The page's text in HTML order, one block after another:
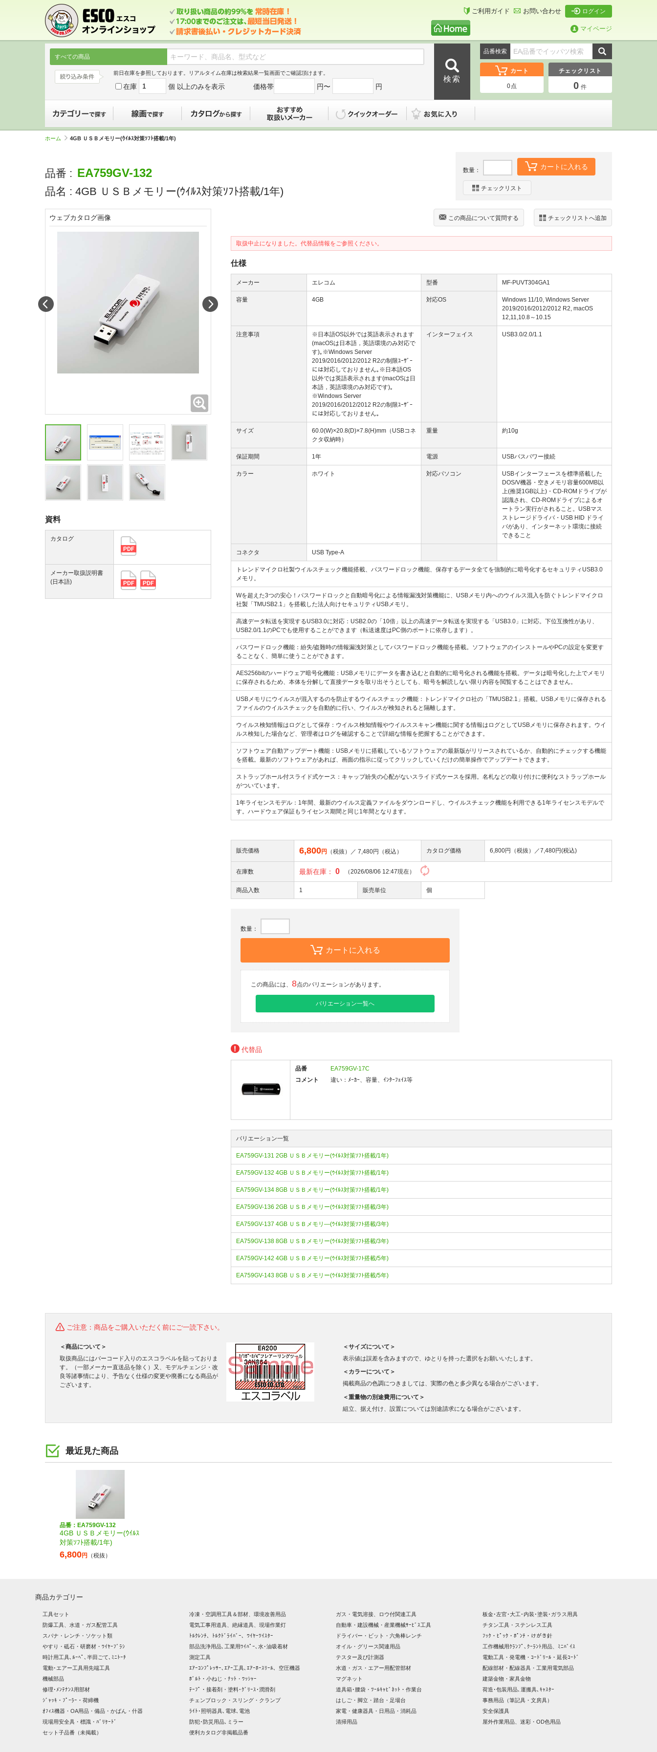
ご利用ガイド お問い合わせ ログイン
マイページ
すべての商品
前日在庫を参照しております。リアルタイム在庫は検索結果一覧画面でご確認頂けます。
在庫 個 以上のみを表示 価格帯 円〜 円
品番検索
カート
0点
チェックリスト
0 件
ホーム 4GB ＵＳＢメモリー(ｳｲﾙｽ対策ｿﾌﾄ搭載/1年)
品番 : EA759GV-132
品名 : 4GB ＵＳＢメモリー(ｳｲﾙｽ対策ｿﾌﾄ搭載/1年)
数量： カートに入れる
チェックリスト
チェックリストへ追加
この商品について質問する
取扱中止になりました。代替品情報をご参照ください。
仕様
メーカー エレコム 型番 MF-PUVT304GA1
容量 4GB 対応OS
Windows 11/10, Windows Server
2019/2016/2012/2012 R2, macOS
12,11,10.8～10.15
注意事項
※日本語OS以外では英語表示されます
(macOSは日本語，英語環境のみ対応で
す)｡※Windows Server
2019/2016/2012/2012 R2の制限ﾕｰｻﾞｰ
には対応しておりません｡※日本語OS
以外では英語表示されます(macOSは日
本語，英語環境のみ対応です)｡
※Windows Server
2019/2016/2012/2012 R2の制限ﾕｰｻﾞｰ
には対応しておりません｡
インターフェイス USB3.0/2.0/1.1
サイズ
60.0(W)×20.8(D)×7.8(H)mm（USBコネ
クタ収納時）
重量 約10g
保証期間 1年 電源 USBバスパワー接続
カラー ホワイト 対応パソコン
USBインターフェースを標準搭載した
DOS/V機器・空きメモリ容量600MB以
上(推奨1GB以上)・CD-ROMドライブが
認識され、CD-ROMドライブによるオ
ートラン実行がされること。USBマス
ストレージドライバ・USB HID ドライ
バがあり、インターネット環境に接続
できること
コネクタ USB Type-A
トレンドマイクロ社製ウイルスチェック機能搭載、パスワードロック機能、保存するデータ全てを強制的に暗号化するセキュリティUSB3.0
メモリ。
Wを超えた3つの安心！パスワードロックと自動暗号化による情報漏洩対策機能に、USBメモリ内へのウイルス混入を防ぐトレンドマイクロ
社製「TMUSB2.1」を搭載した法人向けセキュリティUSBメモリ。
高速データ転送を実現するUSB3.0に対応：USB2.0の「10倍」以上の高速データ転送を実現する「USB3.0」に対応。下位互換性があり、
USB2.0/1.1のPCでも使用することができます（転送速度はPC側のポートに依存します）。
パスワードロック機能：紛失/盗難時の情報漏洩対策としてパスワードロック機能を搭載。ソフトウェアのインストールやPCの設定を変更す
ることなく、簡単に使うことができます。
AES256bitのハードウェア暗号化機能：USBメモリにデータを書き込むと自動的に暗号化される機能を搭載。データは暗号化した上でメモリ
に保存されるため、本体を分解して直接データを取り出そうとしても、暗号を解読しない限り内容を閲覧することはできません。
USBメモリにウイルスが混入するのを防止するウイルスチェック機能：トレンドマイクロ社の「TMUSB2.1」搭載。USBメモリに保存される
ファイルのウイルスチェックを自動的に行い、ウイルスが検知されると隔離します。
ウイルス検知情報はログとして保存：ウイルス検知情報やウイルススキャン機能に関する情報はログとしてUSBメモリに保存されます。ウイ
ルス検知した場合など、管理者はログを確認することで詳細な情報を把握することができます。
ソフトウェア自動アップデート機能：USBメモリに搭載しているソフトウェアの最新版がリリースされているか、自動的にチェックする機能
を搭載。最新のソフトウェアがあれば、画面の指示に従ってクリックしていくだけの簡単操作でアップデートできます。
ストラップホール付スライド式ケース：キャップ紛失の心配がないスライド式ケースを採用。名札などの取り付けに便利なストラップホール
がついています。
1年ライセンスモデル：1年間、最新のウイルス定義ファイルをダウンロードし、ウイルスチェック機能を利用できる1年ライセンスモデルで
す。ハードウェア保証もライセンス期間と同じ1年間となります。
販売価格 6,800円 （税抜）／ 7,480円（税込） カタログ価格 6,800円（税抜）／7,480円(税込)
在庫数 最新在庫： 0 （2026/08/06 12:47現在）
商品入数 1 販売単位 個
数量：
カートに入れる
この商品には、 8点のバリエーションがあります。
バリエーション一覧へ
代替品
品番
EA759GV-17C
コメント
違い：ﾒｰｶｰ、容量、ｲﾝﾀｰﾌｪｲｽ等
バリエーション一覧
EA759GV-131 2GB ＵＳＢメモリー(ｳｲﾙｽ対策ｿﾌﾄ搭載/1年)
EA759GV-132 4GB ＵＳＢメモリー(ｳｲﾙｽ対策ｿﾌﾄ搭載/1年)
EA759GV-134 8GB ＵＳＢメモリー(ｳｲﾙｽ対策ｿﾌﾄ搭載/1年)
EA759GV-136 2GB ＵＳＢメモリー(ｳｲﾙｽ対策ｿﾌﾄ搭載/3年)
EA759GV-137 4GB ＵＳＢメモリ―(ｳｲﾙｽ対策ｿﾌﾄ搭載/3年)
EA759GV-138 8GB ＵＳＢメモリー(ｳｲﾙｽ対策ｿﾌﾄ搭載/3年)
EA759GV-142 4GB ＵＳＢメモリー(ｳｲﾙｽ対策ｿﾌﾄ搭載/5年)
EA759GV-143 8GB ＵＳＢメモリー(ｳｲﾙｽ対策ｿﾌﾄ搭載/5年)
ウェブカタログ画像
資料
カタログ
メーカー取扱説明書
(日本語)
ご注意：商品をご購入いただく前にご一読下さい。
＜商品について＞
取扱商品にはバーコード入りのエスコラベルを貼っておりま
す。（一部メーカー直送品を除く）又、モデルチェンジ・改
良等諸事情により、予告なく仕様の変更や廃番になる商品が
ございます。
＜サイズについて＞
表示値は誤差を含みますので、ゆとりを持った選択をお願いいたします。
＜カラーについて＞
掲載商品の色調につきましては、実際の色と多少異なる場合がございます。
＜重量物の別途費用について＞
組立、据え付け、設置については別途請求になる場合がございます。
最近見た商品
品番：EA759GV-132
4GB ＵＳＢメモリー(ｳｲﾙｽ
対策ｿﾌﾄ搭載/1年)
6,800円 （税抜）
商品カテゴリー
工具セット 冷凍・空調用工具＆部材、環境改善用品 ガス・電気溶接、ロウ付関連工具
板金･左官･大工･内装･塗装･ガラス用具
防爆工具、水道・ガス配管工具
電気工事用道具、絶縁道具、現場作業灯 自動車・建設機械・産業機械ｻｰﾋﾞｽ工具
チタン工具・ステンレス工具
スパナ・レンチ・ソケット類
ﾄﾙｸﾚﾝﾁ、ﾄﾙｸﾄﾞﾗｲﾊﾞｰ、ﾜｲﾔｰﾂｲｽﾀｰ ドライバー・ビット・六角棒レンチ
ﾌｯｸ・ﾋﾟｯｸ・ﾎﾟﾝﾁ・けがき針
やすり・砥石・研磨材・ﾜｲﾔｰﾌﾞﾗｼ
部品洗浄用品､工業用ﾜｲﾊﾟｰ､水･油吸着材 オイル・グリース関連用品
工作機械用ｸﾗﾝﾌﾟ､ｸｰﾗﾝﾄ用品、ﾐﾆﾊﾞｲｽ
時計用工具､ﾙｰﾍﾟ､半田ごて､ﾐﾆﾄｰﾁ
測定工具 テスター及び計測器
電動工具・発電機・ｺｰﾄﾞﾘｰﾙ・延長ｺｰﾄﾞ
電動･エアー工具用先端工具
ｴｱｰｺﾝﾌﾟﾚｯｻｰ､ｴｱｰ工具､ｴｱｰﾎｰｽﾘｰﾙ、空圧機器 水道・ガス・エアー用配管部材
配線部材・配線器具・工業用電気部品
機械部品
ﾎﾞﾙﾄ・小ねじ・ﾅｯﾄ・ﾜｯｼｬｰ マグネット
建築金物・家具金物
修理･ﾒﾝﾃﾅﾝｽ用部材
ﾃｰﾌﾟ・接着剤・塗料･ｸﾞﾘｰｽ･潤滑剤 道具箱･腰袋・ﾂｰﾙｷｬﾋﾞﾈｯﾄ・作業台
荷造･包装用品､運搬具､ｷｬｽﾀｰ
ｼﾞｬｯｷ・ﾌﾟｰﾗｰ・荷締機
チェンブロック・スリング・クランプ はしご・脚立・踏台・足場台
事務用品（筆記具・文房具）
ｵﾌｨｽ機器・OA用品・備品・かばん・什器
ﾗｲﾄ･照明器具､電球､電池 家電・健康器具・日用品・消耗品
安全保護具
現場用安全具・標識・ﾊﾞﾘｹｰﾄﾞ
防犯･防災用品､ミラー 清掃用品
屋外作業用品、迷彩・OD色用品
セット子品番（未掲載）
便利カタログ非掲載品番